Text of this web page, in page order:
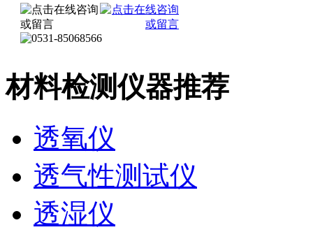
材料检测仪器推荐
透氧仪
透气性测试仪
透湿仪